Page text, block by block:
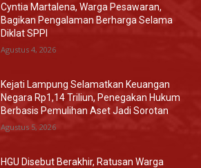
Cyntia Martalena, Warga Pesawaran,
Bagikan Pengalaman Berharga Selama
Diklat SPPI
Agustus 4, 2026
Kejati Lampung Selamatkan Keuangan
Negara Rp1,14 Triliun, Penegakan Hukum
Berbasis Pemulihan Aset Jadi Sorotan
Agustus 5, 2026
HGU Disebut Berakhir, Ratusan Warga